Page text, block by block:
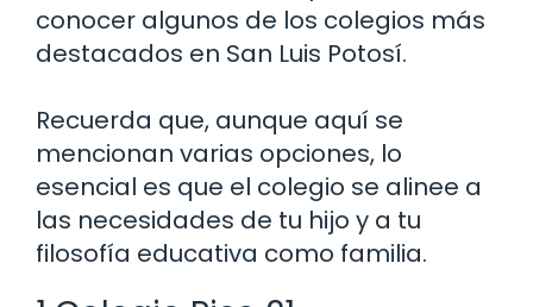
conocer algunos de los colegios más
destacados en San Luis Potosí.
Recuerda que, aunque aquí se
mencionan varias opciones, lo
esencial es que el colegio se alinee a
las necesidades de tu hijo y a tu
filosofía educativa como familia.